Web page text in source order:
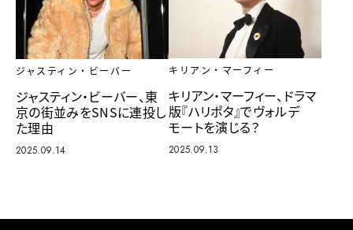
ジャスティン・ビーバー
ジャスティン・ビーバー、東
京の街並みをSNSに連投し
た理由
2025.09.14
キリアン・マーフィー
キリアン・マーフィー、ドラマ
版『ハリポタ』でヴォルデ
モートを演じる？
2025.09.13